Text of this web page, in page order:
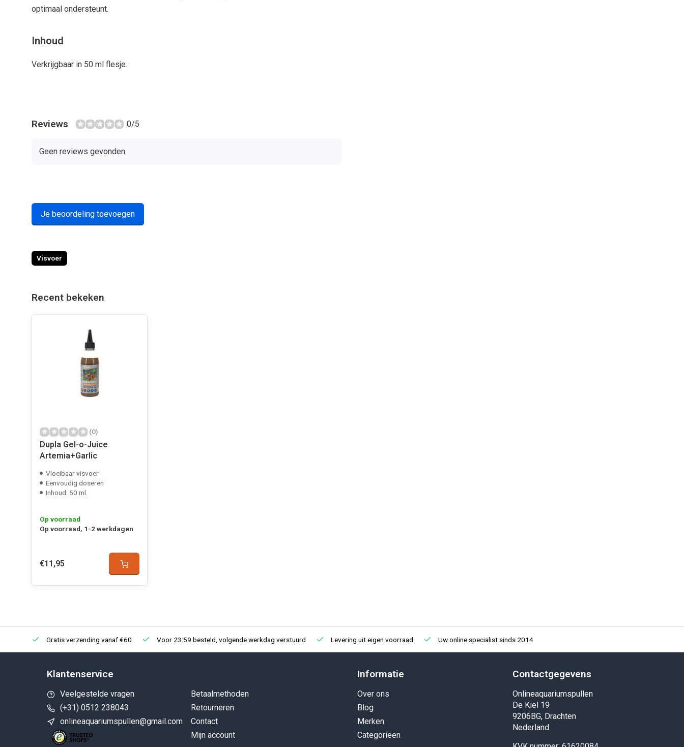
optimaal ondersteunt.
Inhoud
Verkrijgbaar in 50 ml flesje.
Reviews 0/5
Geen reviews gevonden
Je beoordeling toevoegen
Visvoer
Recent bekeken
(0)
Dupla Gel-o-Juice
Artemia+Garlic
Vloeibaar visvoer
Eenvoudig doseren
Inhoud: 50 ml.
Op voorraad
Op voorraad, 1-2 werkdagen
€11,95
Gratis verzending vanaf €60 Voor 23:59 besteld, volgende werkdag verstuurd Levering uit eigen voorraad Uw online specialist sinds 2014
Klantenservice
Veelgestelde vragen
(+31) 0512 238043
onlineaquariumspullen@gmail.com
Betaalmethoden
Retourneren
Contact
Mijn account
Informatie
Over ons
Blog
Merken
Categorieën
Contactgegevens
Onlineaquariumspullen
De Kiel 19
9206BG, Drachten
Nederland